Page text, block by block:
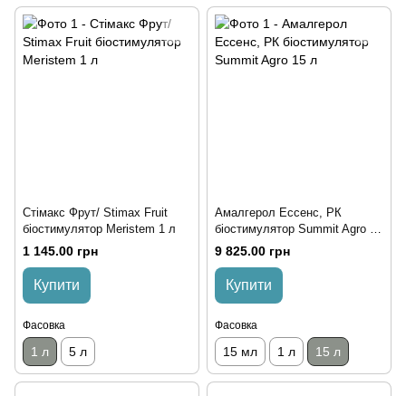
Стімакс Фрут/ Stimax Fruit
біостимулятор Meristem 1 л
1 145.00 грн
Купити
Фасовка
1 л 5 л
Амалгерол Ессенс, РК
біостимулятор Summit Agro 15
л
9 825.00 грн
Купити
Фасовка
15 мл 1 л 15 л